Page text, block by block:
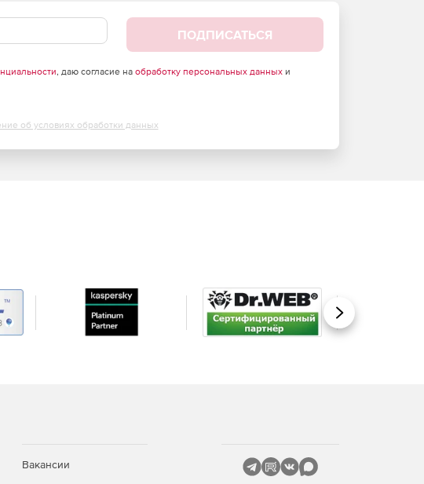
ПОДПИСАТЬСЯ
, даю согласие на обработку персональных данныхи
об условиях обработки данных
Вперед
Вакансии